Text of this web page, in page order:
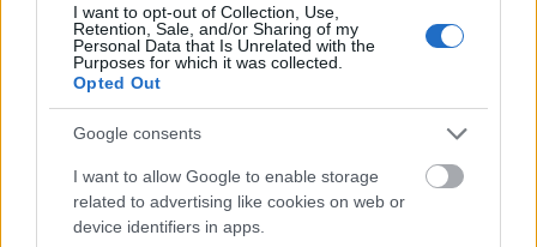
I want to opt-out of Collection, Use,
Retention, Sale, and/or Sharing of my
Personal Data that Is Unrelated with the
Purposes for which it was collected.
Opted Out
Google consents
I want to allow Google to enable storage
related to advertising like cookies on web or
device identifiers in apps.
Fáklyafényben tárul fel Székesfehérvár történelmi
belvárosa